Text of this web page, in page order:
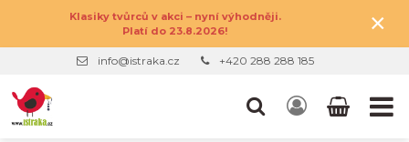
Klasiky tvůrců v akci – nyní výhodněji.
Platí do 23.8.2026!
×
info@istraka.cz +420 288 288 185